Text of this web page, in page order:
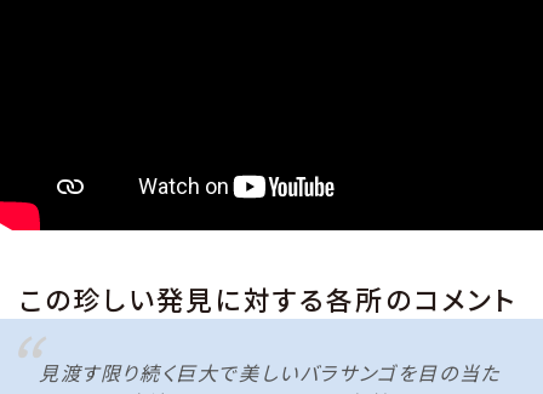
この珍しい発見に対する各所のコメント
見渡す限り続く巨大で美しいバラサンゴを目の当た